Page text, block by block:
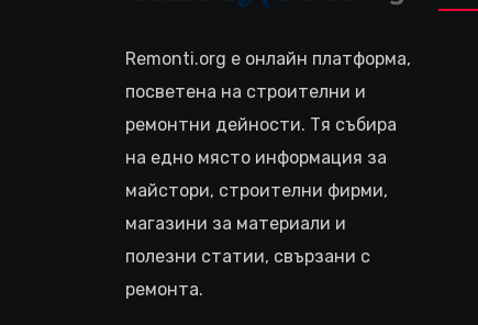
Remonti.org е онлайн платформа,
посветена на строителни и
ремонтни дейности. Тя събира
на едно място информация за
майстори, строителни фирми,
магазини за материали и
полезни статии, свързани с
ремонта.